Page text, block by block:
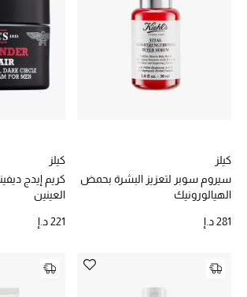
الملابس الرياضية النسائية
تشكيلة الأعراس
ركن الفخامة
جميع الحقائب النسائية
كيلز
سيروم سوبر لتعزيز البشرة بحمض
الهيالورونيك
281 د.إ
كيلز
كريم إيدج
العينين
221 د.إ